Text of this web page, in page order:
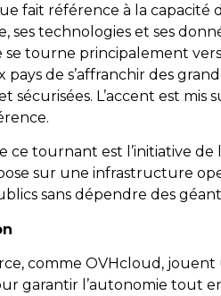
fait référence à la capacité
technologies et ses
se tourne principalement
pays de s’affranchir des
L’accent est mis
tournant est l’initiative
sur une infrastructure
sans dépendre des
comme OVHcloud,
garantir l’autonomie tout